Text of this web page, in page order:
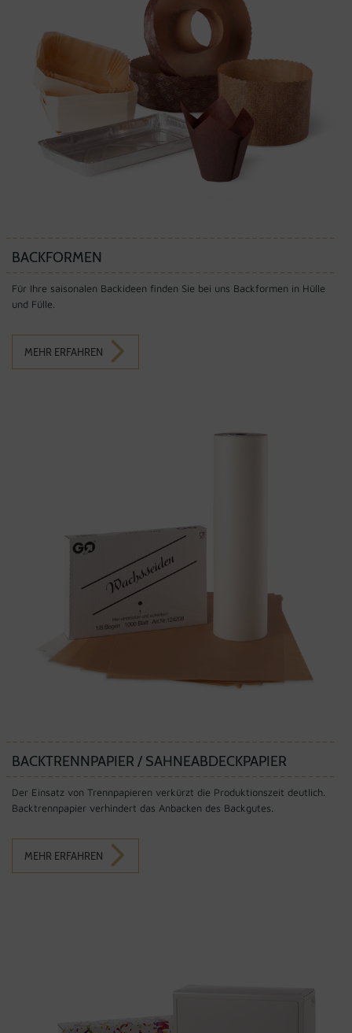
BACKFORMEN
Für Ihre saisonalen Backideen finden Sie bei uns Backformen in Hülle
und Fülle.
MEHR ERFAHREN
BACKTRENNPAPIER / SAHNEABDECKPAPIER
Der Einsatz von Trennpapieren verkürzt die Produktionszeit deutlich.
Backtrennpapier verhindert das Anbacken des Backgutes.
MEHR ERFAHREN